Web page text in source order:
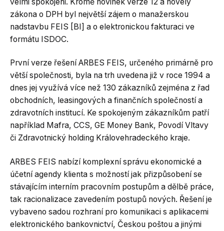
zákona o DPH byl největší zájem o manažerskou
nadstavbu FEIS [BI] a o elektronickou fakturaci ve
formátu ISDOC.
První verze řešení ARBES FEIS, určeného primárně pro
větší společnosti, byla na trh uvedena již v roce 1994 a
dnes jej využívá více než 130 zákazníků zejména z řad
obchodních, leasingových a finančních společností a
zdravotních institucí. Ke spokojeným zákazníkům patří
například Mafra, CCS, GE Money Bank, Povodí Vltavy
či Zdravotnický holding Královehradeckého kraje.
ARBES FEIS nabízí komplexní správu ekonomické a
účetní agendy klienta s možností jak přizpůsobení se
stávajícím interním pracovním postupům a dělbě práce,
tak racionalizace zavedením postupů nových. Řešení je
vybaveno sadou rozhraní pro komunikaci s aplikacemi
elektronického bankovnictví, Českou poštou a jinými